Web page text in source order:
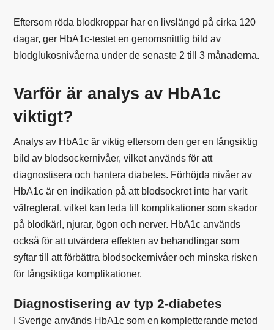
Eftersom röda blodkroppar har en livslängd på cirka 120
dagar, ger HbA1c-testet en genomsnittlig bild av
blodglukosnivåerna under de senaste 2 till 3 månaderna.
Varför är analys av HbA1c
viktigt?
Analys av HbA1c är viktig eftersom den ger en långsiktig
bild av blodsockernivåer, vilket används för att
diagnostisera och hantera diabetes. Förhöjda nivåer av
HbA1c är en indikation på att blodsockret inte har varit
välreglerat, vilket kan leda till komplikationer som skador
på blodkärl, njurar, ögon och nerver. HbA1c används
också för att utvärdera effekten av behandlingar som
syftar till att förbättra blodsockernivåer och minska risken
för långsiktiga komplikationer.
Diagnostisering av typ 2-diabetes
I Sverige används HbA1c som en kompletterande metod